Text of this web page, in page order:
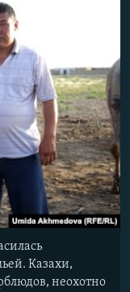
Казахи,
неохотно